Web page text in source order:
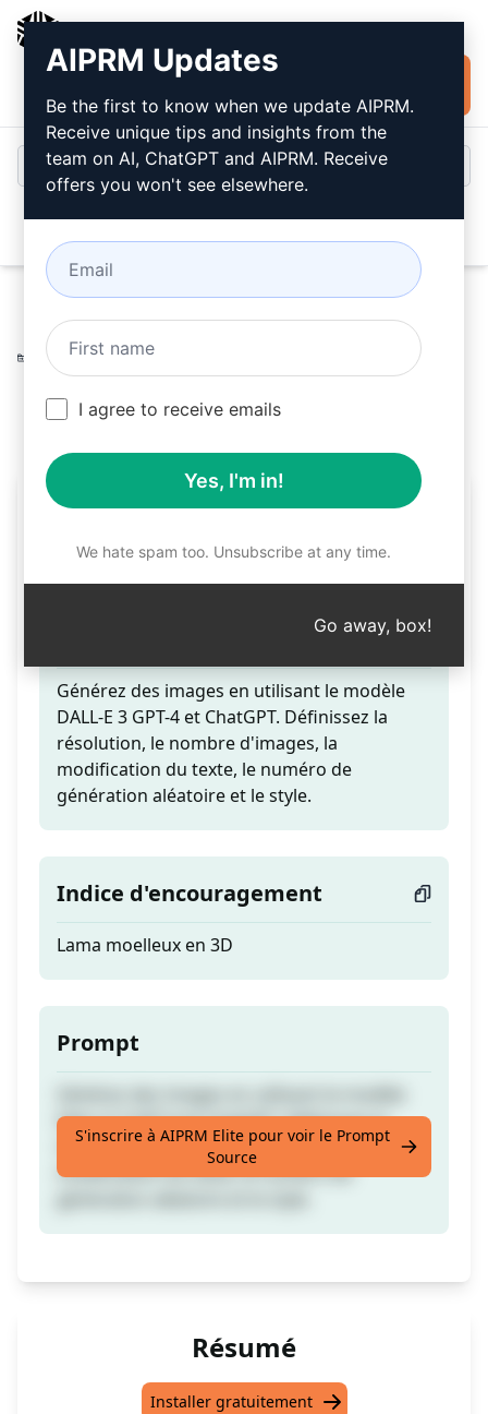
gratuitement
Home / Invitations à l’IA
Dall-E
Prompts
86,533
3 61,120
Générer des images avec
DALL·E 3
Générez des images en utilisant le modèle
DALL-E 3 GPT-4 et ChatGPT. Définissez la
résolution, le nombre d'images, la
modification du texte, le numéro de
génération aléatoire et le style.
Indice d'encouragement
Lama moelleux en 3D
Prompt
DALL-E 3 GPT-4 et ChatGPT. Définissez la
résolution, le nombre d'images, la
modification du texte, le numéro de
S'inscrire à AIPRM Elite pour voir le Prompt
Source
Résumé
Installer gratuitement
AIPRM Updates
Be the first to know when we update AIPRM.
Receive unique tips and insights from the
team on AI, ChatGPT and AIPRM. Receive
offers you won't see elsewhere.
I agree to receive emails
Yes, I'm in!
We hate spam too. Unsubscribe at any time.
Go away, box!